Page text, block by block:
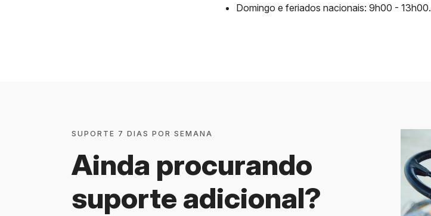
Domingo e feriados nacionais: 9h00 - 13h00.
SUPORTE 7 DIAS POR SEMANA
Ainda procurando
suporte adicional?